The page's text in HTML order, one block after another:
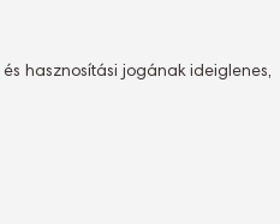
hasznosítási jogának ideiglenes,